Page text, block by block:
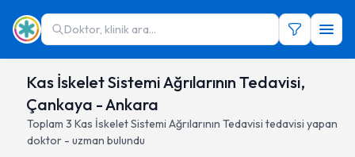
Doktor, klinik ara...
Kas İskelet Sistemi Ağrılarının Tedavisi,
Çankaya - Ankara
Toplam 3 Kas İskelet Sistemi Ağrılarının Tedavisi tedavisi yapan
doktor - uzman bulundu